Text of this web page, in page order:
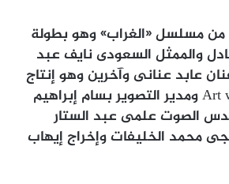
بالذكر بأن الحكاية الثانية تحمل اسم «الغراب 2» من مسلسل «الغراب» وهو بطولة
والممثل السعودى نايف عبد
عابد عنانى وآخرين وهو إنتاج
مشترك بين شركتى Reel production و Art world production ومدير التصوير بسام إبراهيم
الصوت علمى عبد الستار
محمد الخليفات وإخراج إيهاب